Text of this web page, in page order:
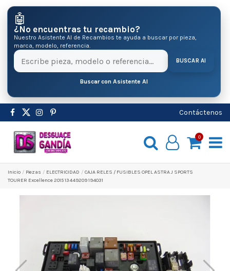
🤖
¿No encuentras tu recambio?
Nuestro Asistente AI de Recambios te ayuda a buscar por pieza,
marca, modelo, referencia.
BUSCAR AI
Buscar con Asistente AI
Contáctenos
0
Inicio Pіezas ELECTRICIDAD
CAJA RELES / FUSIBLES OPEL ASTRA J SPORTS
TOURER Excellence 2015 13449209 194031